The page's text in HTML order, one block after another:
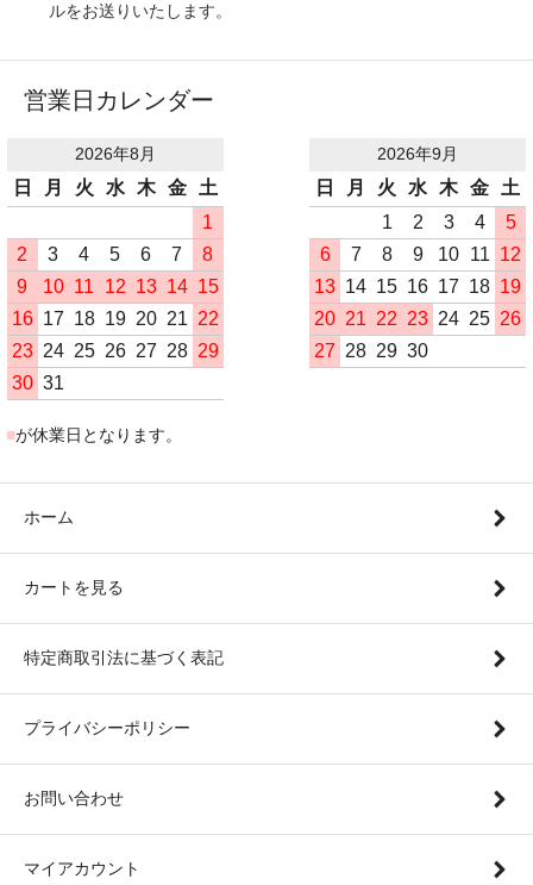
ルをお送りいたします。
営業日カレンダー
2026年8月
日 月 火 水 木 金
土
1
2
3 4 5 6 7
8
9
10 11 12 13 14 15
16 17 18 19 20 21 22
23 24 25 26 27 28 29
30 31
2026年9月
日 月 火 水 木 金
土
1
2 3 4
5
6
7 8 9 10 11 12
13 14 15 16 17 18 19
20 21 22 23 24 25 26
27 28 29 30
■が休業日となります。
ホーム
カートを見る
特定商取引法に基づく表記
プライバシーポリシー
お問い合わせ
マイアカウント